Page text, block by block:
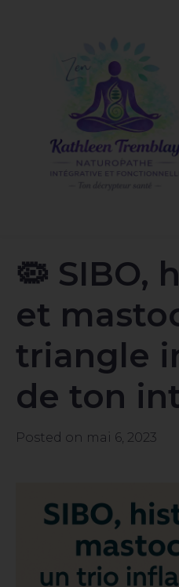
🦠 SIBO,
et
triangle
de ton
Posted on mai 6, 2023